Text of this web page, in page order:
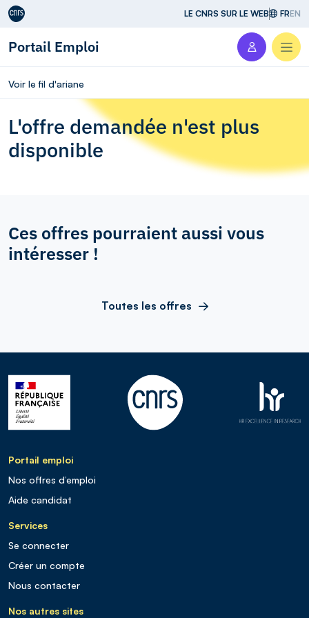
Aller au contenu LE CNRS SUR LE WEB FREN
Portail Emploi
Voir le fil d'ariane
L'offre demandée n'est plus
disponible
Ces offres pourraient aussi vous
intéresser !
Toutes les offres
Portail emploi
Nos offres d’emploi
Aide candidat
Services
Se connecter
Créer un compte
Nous contacter
Nos autres sites